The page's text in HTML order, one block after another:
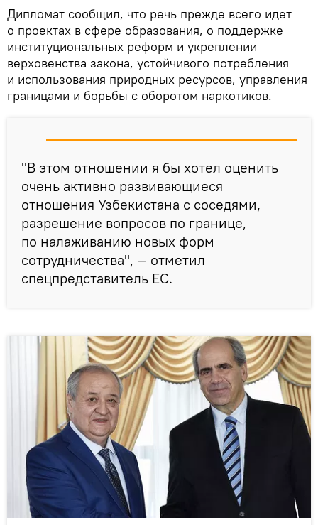
Дипломат сообщил, что речь прежде всего идет
о проектах в сфере образования, о поддержке
институциональных реформ и укреплении
верховенства закона, устойчивого потребления
и использования природных ресурсов, управления
границами и борьбы с оборотом наркотиков.
"В этом отношении я бы хотел оценить
очень активно развивающиеся
отношения Узбекистана с соседями,
разрешение вопросов по границе,
по налаживанию новых форм
сотрудничества", — отметил
спецпредставитель ЕС.